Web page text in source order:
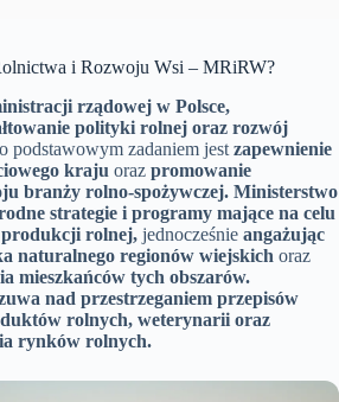
i Rozwoju Wsi – MRiRW?
rządowej w Polsce,
polityki rolnej oraz rozwój
podstawowym zadaniem jest zapewnienie
kraju oraz promowanie
branży rolno-spożywczej. Ministerstwo
strategie i programy mające na celu
produkcji rolnej, jednocześnie angażując
naturalnego regionów wiejskich oraz
mieszkańców tych obszarów.
nad przestrzeganiem przepisów
rolnych, weterynarii oraz
rynków rolnych.